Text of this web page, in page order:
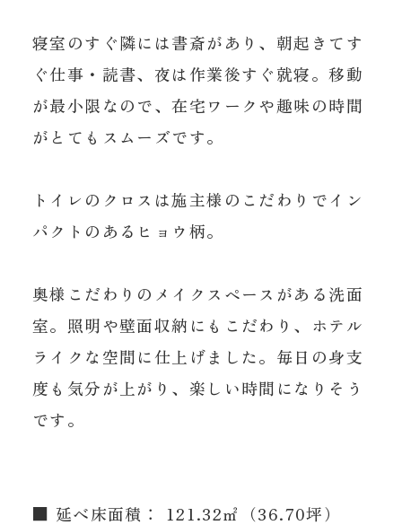
寝室のすぐ隣には書斎があり、朝起きてす
ぐ仕事・読書、夜は作業後すぐ就寝。移動
が最小限なので、在宅ワークや趣味の時間
がとてもスムーズです。
トイレのクロスは施主様のこだわりでイン
パクトのあるヒョウ柄。
奥様こだわりのメイクスペースがある洗面
室。照明や壁面収納にもこだわり、ホテル
ライクな空間に仕上げました。毎日の身支
度も気分が上がり、楽しい時間になりそう
です。
■ 延べ床面積： 121.32㎡（36.70坪）